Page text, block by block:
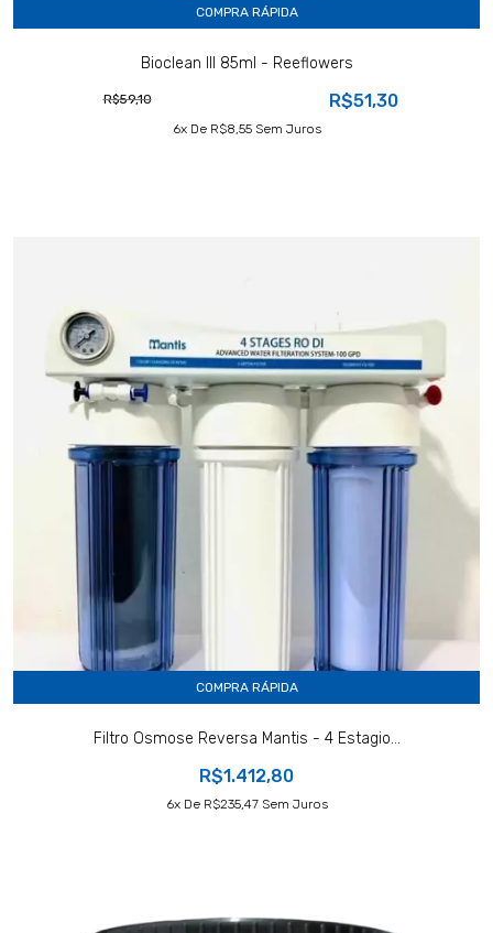
COMPRA RÁPIDA
Bioclean III 85ml - Reeflowers
R$59,10 R$51,30
6X De R$8,55Sem Juros
COMPRA RÁPIDA
Filtro Osmose Reversa Mantis - 4 Estagio...
R$1.412,80
6X De R$235,47Sem Juros